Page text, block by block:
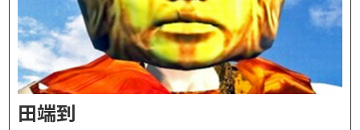
田端到